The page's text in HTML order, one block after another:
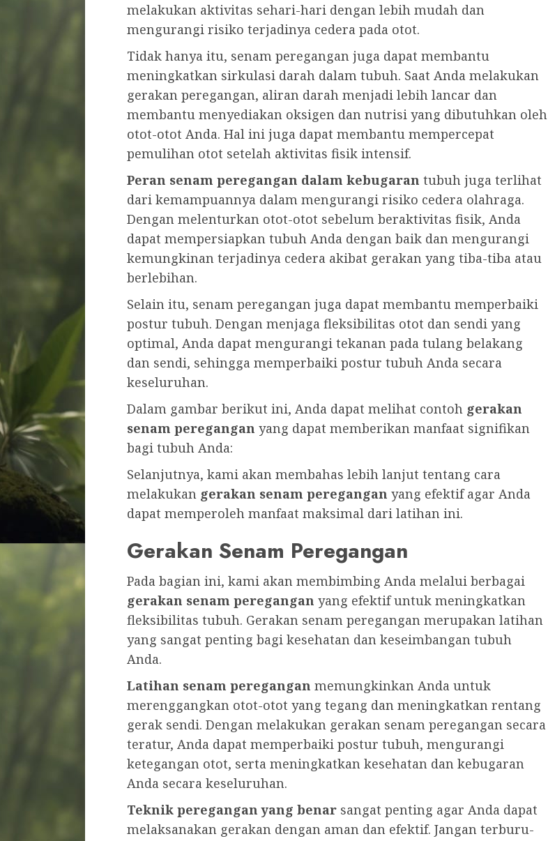
melakukan aktivitas sehari-hari dengan lebih mudah dan
mengurangi risiko terjadinya cedera pada otot.
Tidak hanya itu, senam peregangan juga dapat membantu
meningkatkan sirkulasi darah dalam tubuh. Saat Anda melakukan
gerakan peregangan, aliran darah menjadi lebih lancar dan
membantu menyediakan oksigen dan nutrisi yang dibutuhkan oleh
otot-otot Anda. Hal ini juga dapat membantu mempercepat
pemulihan otot setelah aktivitas fisik intensif.
Peran senam peregangan dalam kebugaran tubuh juga terlihat
dari kemampuannya dalam mengurangi risiko cedera olahraga.
Dengan melenturkan otot-otot sebelum beraktivitas fisik, Anda
dapat mempersiapkan tubuh Anda dengan baik dan mengurangi
kemungkinan terjadinya cedera akibat gerakan yang tiba-tiba atau
berlebihan.
Selain itu, senam peregangan juga dapat membantu memperbaiki
postur tubuh. Dengan menjaga fleksibilitas otot dan sendi yang
optimal, Anda dapat mengurangi tekanan pada tulang belakang
dan sendi, sehingga memperbaiki postur tubuh Anda secara
keseluruhan.
Dalam gambar berikut ini, Anda dapat melihat contoh gerakan
senam peregangan yang dapat memberikan manfaat signifikan
bagi tubuh Anda:
Selanjutnya, kami akan membahas lebih lanjut tentang cara
melakukan gerakan senam peregangan yang efektif agar Anda
dapat memperoleh manfaat maksimal dari latihan ini.
Gerakan Senam Peregangan
Pada bagian ini, kami akan membimbing Anda melalui berbagai
gerakan senam peregangan yang efektif untuk meningkatkan
fleksibilitas tubuh. Gerakan senam peregangan merupakan latihan
yang sangat penting bagi kesehatan dan keseimbangan tubuh
Anda.
Latihan senam peregangan memungkinkan Anda untuk
merenggangkan otot-otot yang tegang dan meningkatkan rentang
gerak sendi. Dengan melakukan gerakan senam peregangan secara
teratur, Anda dapat memperbaiki postur tubuh, mengurangi
ketegangan otot, serta meningkatkan kesehatan dan kebugaran
Anda secara keseluruhan.
Teknik peregangan yang benar sangat penting agar Anda dapat
melaksanakan gerakan dengan aman dan efektif. Jangan terburu-